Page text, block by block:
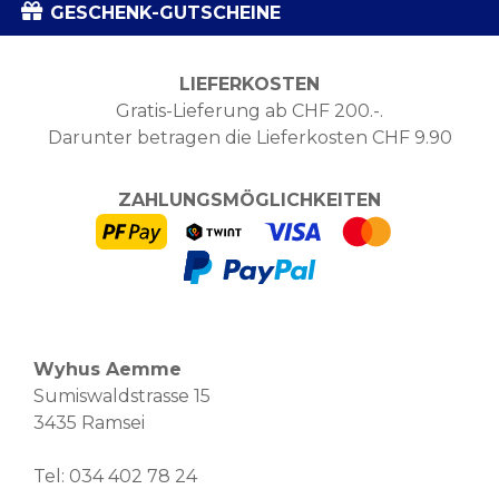
GESCHENK-GUTSCHEINE
LIEFERKOSTEN
Gratis-Lieferung ab CHF 200.-.
Darunter betragen die Lieferkosten CHF 9.90
ZAHLUNGSMÖGLICHKEITEN
Wyhus Aemme
Sumiswaldstrasse 15
3435 Ramsei
Tel: 034 402 78 24